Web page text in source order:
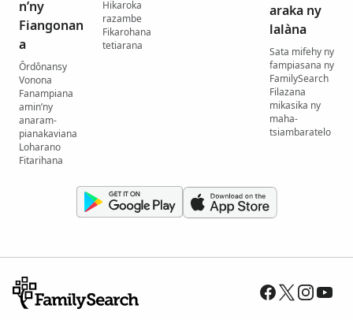
n’ny
Fiangonan
a
Ôrdônansy
Vonona
Fanampiana
amin’ny
anaram-
pianakaviana
Loharano
Fitarihana
Hikaroka
razambe
Fikarohana
tetiarana
araka ny
lalàna
Sata mifehy ny
fampiasana ny
FamilySearch
Filazana
mikasika ny
maha-
tsiambaratelo